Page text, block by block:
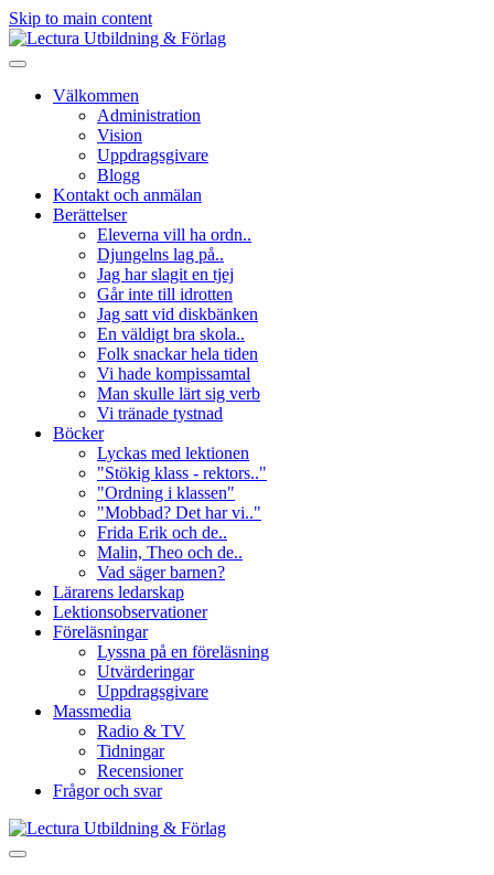
Skip to main content
Välkommen
Administration
Vision
Uppdragsgivare
Blogg
Kontakt och anmälan
Berättelser
Eleverna vill ha ordn..
Djungelns lag på..
Jag har slagit en tjej
Går inte till idrotten
Jag satt vid diskbänken
En väldigt bra skola..
Folk snackar hela tiden
Vi hade kompissamtal
Man skulle lärt sig verb
Vi tränade tystnad
Böcker
Lyckas med lektionen
"Stökig klass - rektors.."
"Ordning i klassen"
"Mobbad? Det har vi.."
Frida Erik och de..
Malin, Theo och de..
Vad säger barnen?
Lärarens ledarskap
Lektionsobservationer
Föreläsningar
Lyssna på en föreläsning
Utvärderingar
Uppdragsgivare
Massmedia
Radio & TV
Tidningar
Recensioner
Frågor och svar